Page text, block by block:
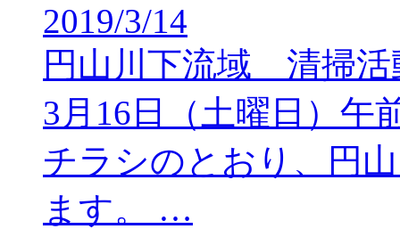
2019/3/14
円山川下流域 清掃活
3月16日（土曜日）午
チラシのとおり、円
ます。 …